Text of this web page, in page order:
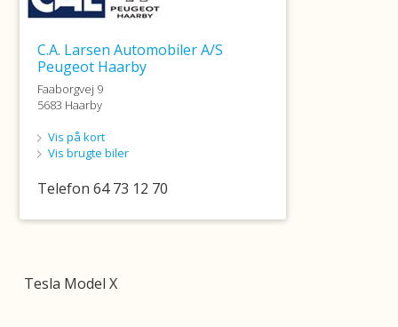
Tesla Model X